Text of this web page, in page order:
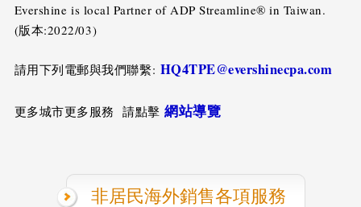
Evershine is local Partner of ADP Streamline® in Taiwan.
(版本:2022/03)
請用下列電郵與我們聯繫: HQ4TPE@evershinecpa.com
更多城市更多服務 請點擊網站導覽
非居民海外銷售各項服務